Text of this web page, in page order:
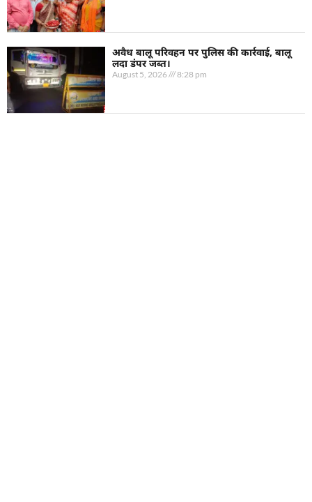
अवैध बालू परिवहन पर पुलिस की कार्रवाई, बालू
लदा डंपर जब्त।
August 5, 2026 8:28 pm